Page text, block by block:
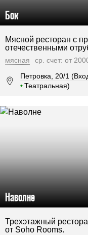
Бок
Мясной ресторан с
отечественными
мясная
ср. счет: от
Петровка, 20/1
•Театральная)
Наволне
Трехэтажный
от Soho Rooms.